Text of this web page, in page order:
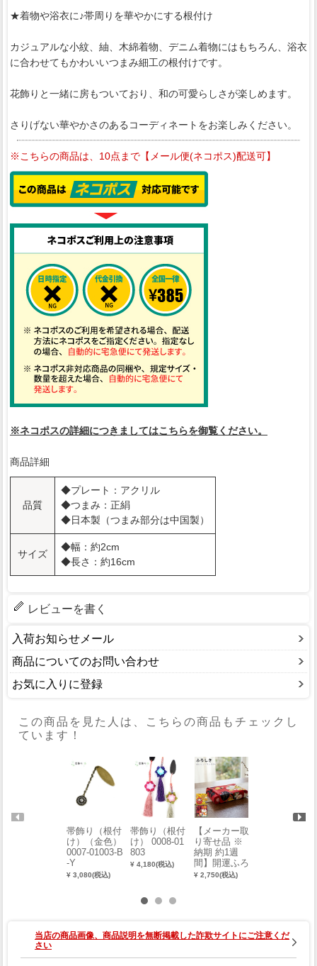
★着物や浴衣に♪帯周りを華やかにする根付け
カジュアルな小紋、紬、木綿着物、デニム着物にはもちろん、浴衣
に合わせてもかわいいつまみ細工の根付けです。
花飾りと一緒に房もついており、和の可愛らしさが楽しめます。
さりげない華やかさのあるコーディネートをお楽しみください。
※こちらの商品は、10点まで【メール便(ネコポス)配送可】
※ネコポスの詳細につきましてはこちらを御覧ください。
商品詳細
品質
◆プレート：アクリル
◆つまみ：正絹
◆日本製（つまみ部分は中国製）
サイズ
◆幅：約2cm
◆長さ：約16cm
レビューを書く
入荷お知らせメール
商品についてのお問い合わせ
お気に入りに登録
この商品を見た人は、こちらの商品もチェックし
ています！
帯飾り（根付
け）（金色）
0007-01003-B
-Y
¥ 3,080(税込)
帯飾り（根付
け） 0008-01
803
¥ 4,180(税込)
【メーカー取
り寄せ品 ※
納期 約1週
間】開運ふろ
しき（約68c
¥ 2,750(税込)
当店の商品画像、商品説明を無断掲載した詐欺サイトにご注意くだ
さい